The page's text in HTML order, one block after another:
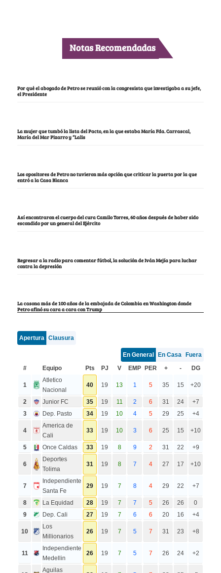
Notas Recomendadas
Por qué el abogado de Petro se reunió con la congresista que investigaba a su jefe,
el Presidente
La mujer que tumbó la lista del Pacto, en la que estaba María Fda. Carrascal,
María del Mar Pizarro y “Lalis
Los opositores de Petro no tuvieron más opción que criticar la puerta por la que
entró a la Casa Blanca
Así encontraron el cuerpo del cura Camilo Torres, 60 años después de haber sido
escondido por un general del Ejército
Regresar a la radio para comentar fútbol, la solución de Iván Mejía para luchar
contra la depresión
La casona más de 100 años de la embajada de Colombia en Washington donde
Petro afinó su cara a cara con Trump
Apertura Clausura
En General En Casa
Fuera
#
Equipo Pts PJ V EMP PER + - DG
1
Atletico
Nacional
40 19 13 1 5 35 15 +20
2 Junior FC 35 19 11 2 6 31 24
+7
3
Dep. Pasto 34 19 10 4 5 29 25 +4
4
America de
Cali
33 19 10 3 6 25 15 +10
5 Once Caldas 33 19 8 9 2 31 22 +9
6
Deportes
Tolima
31 19 8 7 4 27 17 +10
7
Independiente
Santa Fe
29 19 7 8 4 29 22 +7
8 La Equidad 28 19 7 7 5 26 26
0
9
Dep. Cali 27 19 7 6 6 20 16 +4
10
Los
Millionarios
26 19 7 5 7 31 23 +8
11
Independiente
Medellin
26 19 7 5 7 26 24 +2
Aguilas